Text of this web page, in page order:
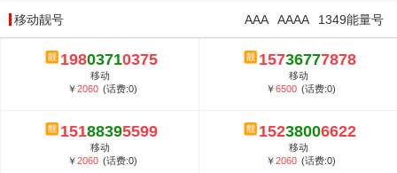
2020​联通最新套餐资费...
2020​电信最新套餐资费...
5G套餐资费贵吗？与国际相比很低会...
郑州全号网选号流程官方选号平台...
移动靓号 1349能量号
AAAA
AAA
19803710375
移动
￥2060 (话费:0)
15736777878
移动
￥6500 (话费:0)
15188395599
移动
￥2060 (话费:0)
15238006622
移动
￥2060 (话费:0)